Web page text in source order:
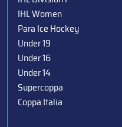
IHL Women
Para Ice Hockey
Under 19
Under 16
Under 14
Supercoppa
Coppa Italia